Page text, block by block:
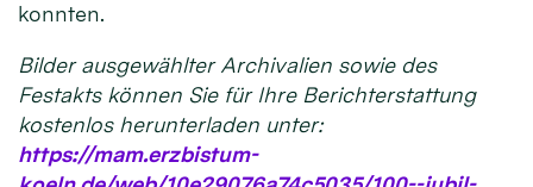
konnten.
Bilder ausgewählter Archivalien sowie des
Festakts können Sie für Ihre Berichterstattung
kostenlos herunterladen unter:
https://mam.erzbistum-